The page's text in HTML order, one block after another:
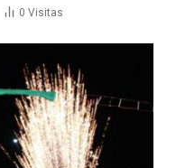
0 Visitas